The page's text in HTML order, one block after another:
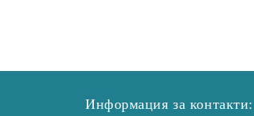
Информация за контакти: